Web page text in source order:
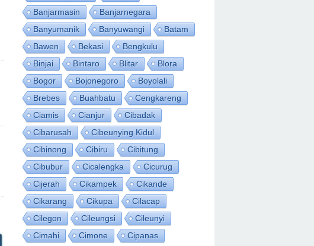
Banjarmasin
Banjarnegara
Banyumanik
Banyuwangi
Batam
Bawen
Bekasi
Bengkulu
Binjai
Bintaro Blitar
Blora
Bogor
Bojonegoro
Boyolali
Brebes
Buahbatu
Cengkareng
Ciamis
Cianjur
Cibadak
Cibarusah
Cibeunying Kidul
Cibinong
Cibiru
Cibitung
Cibubur
Cicalengka
Cicurug
Cijerah
Cikampek
Cikande
Cikarang
Cikupa
Cilacap
Cilegon
Cileungsi
Cileunyi
Cimahi
Cimone
Cipanas